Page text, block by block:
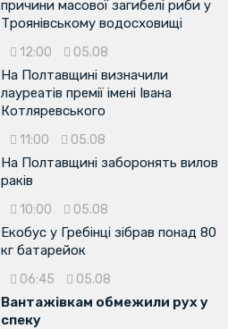
причини масової загибелі риби у
Троянівському водосховищі
12:00 05.08
На Полтавщині визначили
лауреатів премії імені Івана
Котляревського
11:00 05.08
На Полтавщині заборонять вилов
раків
10:00 05.08
Екобус у Гребінці зібрав понад 80
кг батарейок
06:45 05.08
Вантажівкам обмежили рух у
спеку